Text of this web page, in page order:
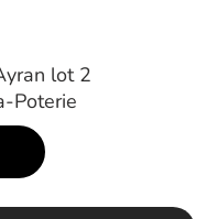
lot 2
Poterie